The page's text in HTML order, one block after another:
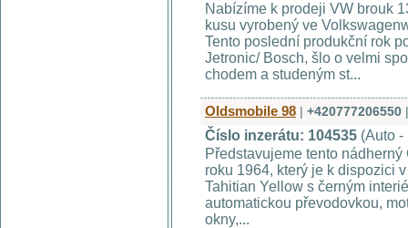
Nabízíme k prodeji VW brouk
kusu vyrobený ve
Tento poslední produkční rok
Jetronic/ Bosch, šlo o velmi
chodem a studeným st...
Oldsmobile 98 | +420777206550 |
Číslo inzerátu: 104535 (Auto -
Představujeme tento
roku 1964, který je k dispozici
Tahitian Yellow s černým
automatickou převodovkou,
okny,...